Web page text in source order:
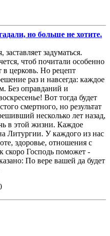
но больше не хотите.
задуматься.
чтоб почитали особенно
в церковь. Но рецепт
раз и навсегда: каждое
Без оправданий и
Вот тогда будет
смертного, но результат
несколько лет назад,
в этой жизни. Каждое
Литургии. У каждого из нас
здоровье, отношения с
скоро Господь поможет -
По вере вашей да будет